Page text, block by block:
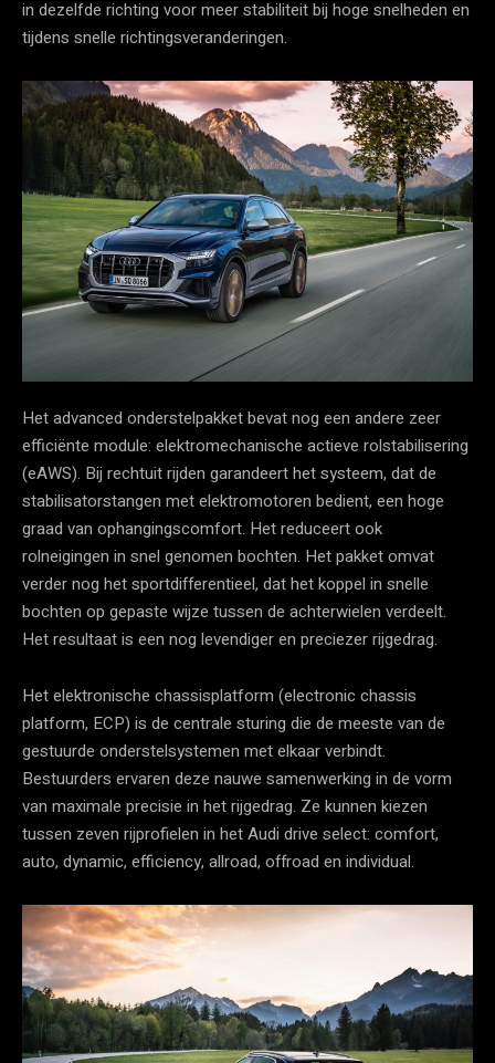
in dezelfde richting voor meer stabiliteit bij hoge snelheden en
tijdens snelle richtingsveranderingen.
Het advanced onderstelpakket bevat nog een andere zeer
efficiënte module: elektromechanische actieve rolstabilisering
(eAWS). Bij rechtuit rijden garandeert het systeem, dat de
stabilisatorstangen met elektromotoren bedient, een hoge
graad van ophangingscomfort. Het reduceert ook
rolneigingen in snel genomen bochten. Het pakket omvat
verder nog het sportdifferentieel, dat het koppel in snelle
bochten op gepaste wijze tussen de achterwielen verdeelt.
Het resultaat is een nog levendiger en preciezer rijgedrag.
Het elektronische chassisplatform (electronic chassis
platform, ECP) is de centrale sturing die de meeste van de
gestuurde onderstelsystemen met elkaar verbindt.
Bestuurders ervaren deze nauwe samenwerking in de vorm
van maximale precisie in het rijgedrag. Ze kunnen kiezen
tussen zeven rijprofielen in het Audi drive select: comfort,
auto, dynamic, efficiency, allroad, offroad en individual.